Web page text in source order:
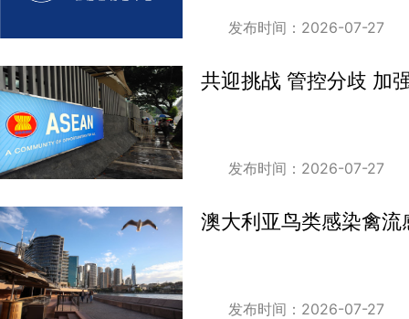
发布时间：2026-07-27
共迎挑战 管控分歧
发布时间：2026-07-27
澳大利亚鸟类感染禽
发布时间：2026-07-27